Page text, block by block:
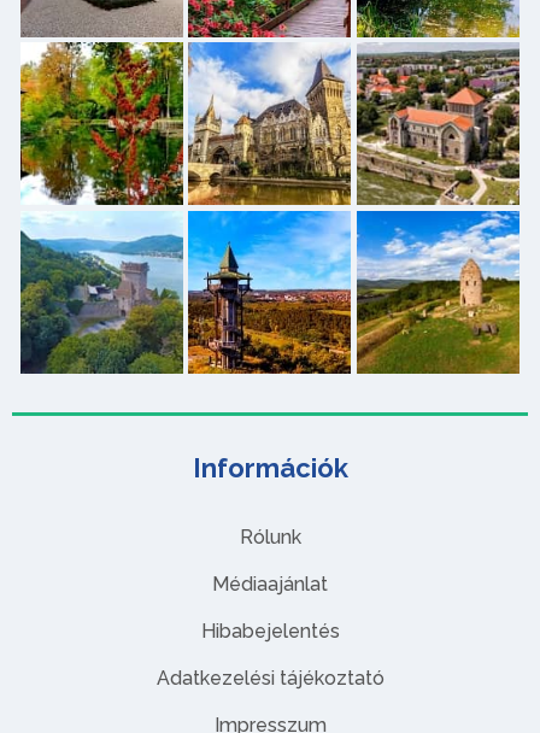
Információk
Rólunk
Médiaajánlat
Hibabejelentés
Adatkezelési tájékoztató
Impresszum